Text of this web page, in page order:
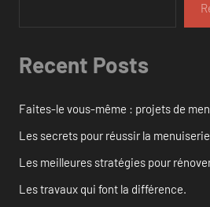
Recent Posts
Faites-le vous-même : projets de
Les secrets pour réussir la
Les meilleures stratégies pour
Les travaux qui font la différence.